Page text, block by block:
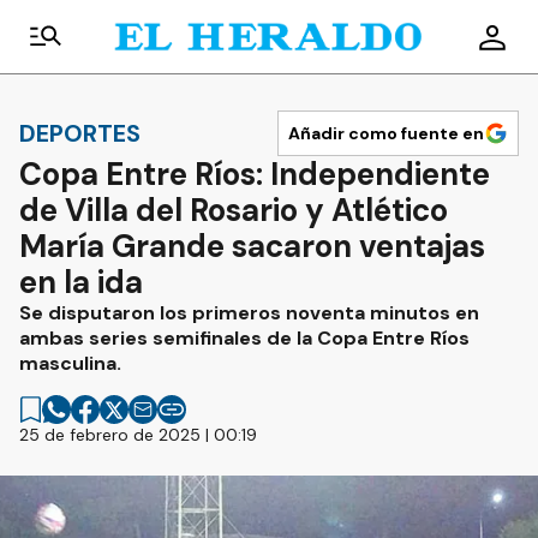
DEPORTES Añadir como fuente en
Copa Entre Ríos: Independiente
de Villa del Rosario y Atlético
María Grande sacaron ventajas
en la ida
Se disputaron los primeros noventa minutos en
ambas series semifinales de la Copa Entre Ríos
masculina.
25 de febrero de 2025 | 00:19